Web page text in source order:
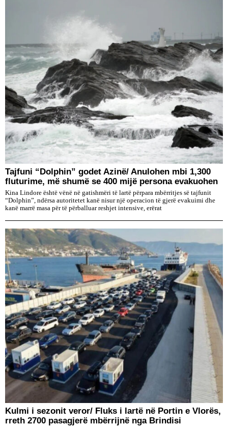
Tajfuni “Dolphin” godet Azinë/ Anulohen mbi 1,300
fluturime, më shumë se 400 mijë persona evakuohen
Kina Lindore është vënë në gatishmëri të lartë përpara mbërritjes së tajfunit
“Dolphin”, ndërsa autoritetet kanë nisur një operacion të gjerë evakuimi dhe
kanë marrë masa për të përballuar reshjet intensive, erërat
Kulmi i sezonit veror/ Fluks i lartë në Portin e Vlorës,
rreth 2700 pasagjerë mbërrijnë nga Brindisi